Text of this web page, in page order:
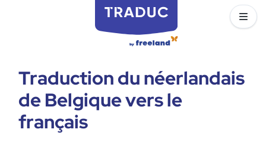
Traduction du néerlandais
de Belgique vers le
français